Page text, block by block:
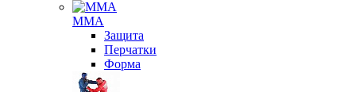
ММА
Защита
Перчатки
Форма